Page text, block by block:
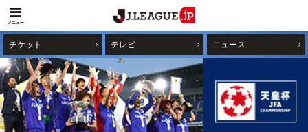
メニュー
チケット テレビ ニュース